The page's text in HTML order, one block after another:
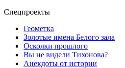
Спецпроекты
Геометка
Золотые имена Белого зала
Осколки прошлого
Вы не видели Тихонова?
Анекдоты от истории